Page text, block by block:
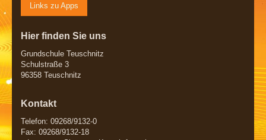
Links zu Apps
Hier finden Sie uns
Grundschule Teuschnitz
Schulstraße 3
96358 Teuschnitz
Kontakt
Telefon: 09268/9132-0
Fax: 09268/9132-18